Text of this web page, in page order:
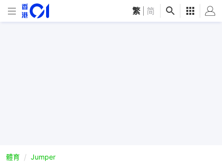
繁 简
體育 Jumper